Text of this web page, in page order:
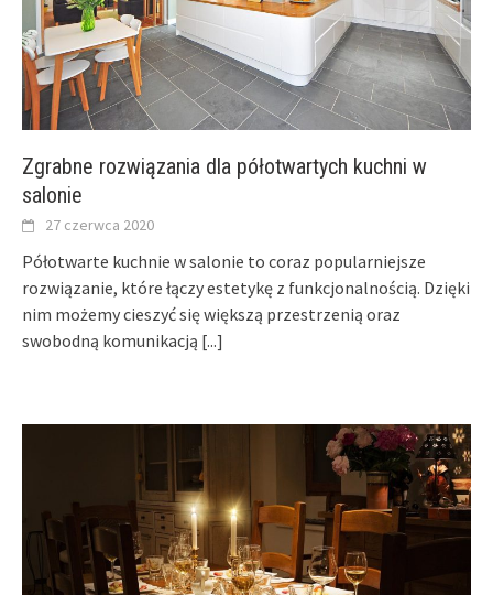
Zgrabne rozwiązania dla półotwartych kuchni w
salonie
27 czerwca 2020
Półotwarte kuchnie w salonie to coraz popularniejsze
rozwiązanie, które łączy estetykę z funkcjonalnością. Dzięki
nim możemy cieszyć się większą przestrzenią oraz
swobodną komunikacją [...]